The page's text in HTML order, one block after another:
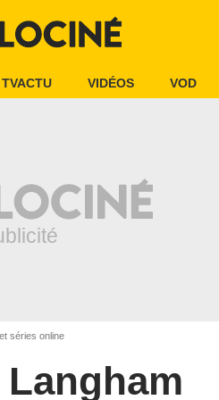
TVACTU VIDÉOS VOD
séries online